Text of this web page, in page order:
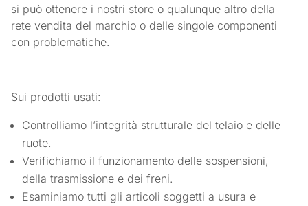
si può ottenere i nostri store o qualunque altro della
rete vendita del marchio o delle singole componenti
con problematiche.
Sui prodotti usati:
Controlliamo l’integrità strutturale del telaio e delle
ruote.
Verifichiamo il funzionamento delle sospensioni,
della trasmissione e dei freni.
Esaminiamo tutti gli articoli soggetti a usura e